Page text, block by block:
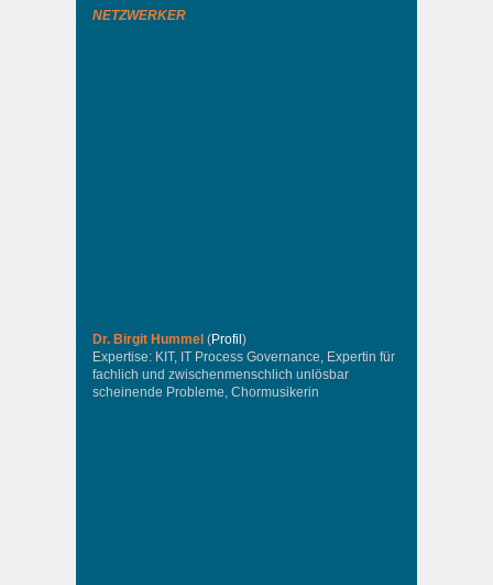
NETZWERKER
Dr. Birgit Hummel (Profil )
Expertise: KIT, IT Process Governance, Expertin für
fachlich und zwischenmenschlich unlösbar
scheinende Probleme, Chormusikerin